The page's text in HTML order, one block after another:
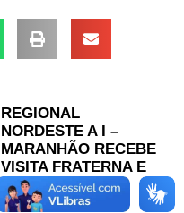
REGIONAL
NORDESTE A I –
MARANHÃO RECEBE
VISITA FRATERNA E
PASTORAL